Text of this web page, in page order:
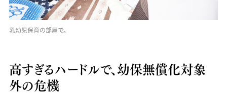
乳幼児保育の部屋で。
高すぎるハードルで、幼保無償化対象
外の危機